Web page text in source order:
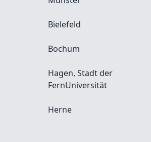
Bielefeld
Bochum
Hagen, Stadt der
FernUniversität
Herne